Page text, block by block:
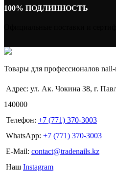
100% ПОДЛИННОСТЬ
Товары для профессионалов
Адрес: ул. Ак. Чокина 38, г.
140000
Телефон: +7 (771) 370-3003
WhatsApp: +7 (771) 370-3003
E-Mail: contact@tradenails.kz
Наш Instagram